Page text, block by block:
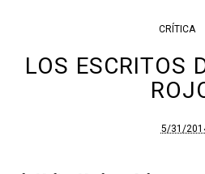
CRÍTICA
LOS ESCRITOS
5/31/